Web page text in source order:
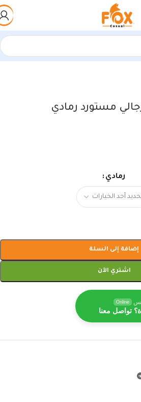
مستورد رمادي
رمادي
إضافة إلى السلة
اشتري الآن
Online
تواصل معنا